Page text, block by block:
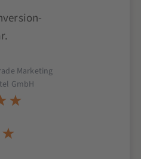
Marketing
GmbH